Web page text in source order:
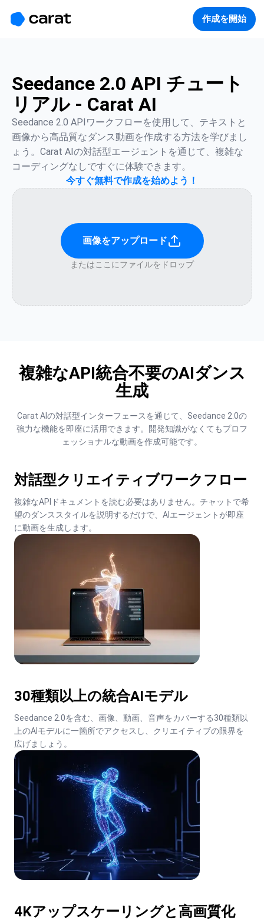
作成を開始
Seedance 2.0 API チュート
リアル - Carat AI
Seedance 2.0 APIワークフローを使用して、テキストと
画像から高品質なダンス動画を作成する方法を学びまし
ょう。Carat AIの対話型エージェントを通じて、複雑な
コーディングなしですぐに体験できます。
今すぐ無料で作成を始めよう！
画像をアップロード
またはここにファイルをドロップ
複雑なAPI統合不要のAIダンス
生成
Carat AIの対話型インターフェースを通じて、Seedance 2.0の
強力な機能を即座に活用できます。開発知識がなくてもプロフ
ェッショナルな動画を作成可能です。
対話型クリエイティブワークフロー
複雑なAPIドキュメントを読む必要はありません。チャットで希
望のダンススタイルを説明するだけで、AIエージェントが即座
に動画を生成します。
30種類以上の統合AIモデル
Seedance 2.0を含む、画像、動画、音声をカバーする30種類以
上のAIモデルに一箇所でアクセスし、クリエイティブの限界を
広げましょう。
4Kアップスケーリングと高画質化